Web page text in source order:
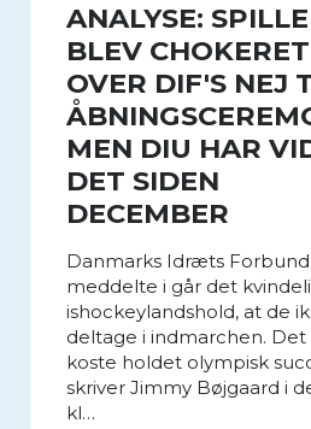
ANALYSE:
BLEV CHOKERET
OVER DIF'S NEJ
MEN DIU HAR
DET SIDEN
DECEMBER
Danmarks Idræts Forbund
meddelte i går det
ishockeylandshold, at de
deltage i indmarchen. Det
koste holdet olympisk
skriver Jimmy Bøjgaard i
kl…